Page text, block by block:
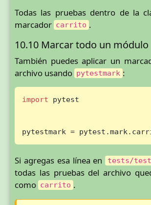
Todas las pruebas dentro de la
marcador carrito .
10.10 Marcar todo un módulo
También puedes aplicar un
archivo usando pytestmark :
import pytest
pytestmark =
Si agregas esa línea en tests/
todas las pruebas del archivo
como carrito .